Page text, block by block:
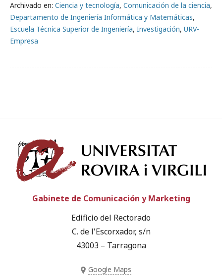
Archivado en: Ciencia y tecnología, Comunicación de la ciencia,
Departamento de Ingeniería Informática y Matemáticas,
Escuela Técnica Superior de Ingeniería, Investigación, URV-
Empresa
Gabinete de Comunicación y Marketing
Edificio del Rectorado
C. de l'Escorxador, s/n
43003 – Tarragona
Google Maps